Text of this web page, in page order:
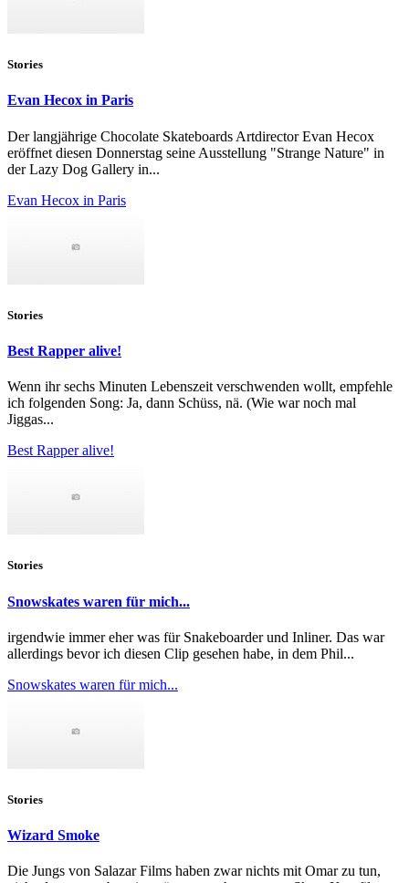
Stories
Evan Hecox in Paris
Der langjährige Chocolate Skateboards Artdirector Evan Hecox
eröffnet diesen Donnerstag seine Ausstellung "Strange Nature" in
der Lazy Dog Gallery in...
Evan Hecox in Paris
Stories
Best Rapper alive!
Wenn ihr sechs Minuten Lebenszeit verschwenden wollt, empfehle
ich folgenden Song: Ja, dann Schüss, nä. (Wie war noch mal
Jiggas...
Best Rapper alive!
Stories
Snowskates waren für mich...
irgendwie immer eher was für Snakeboarder und Inliner. Das war
allerdings bevor ich diesen Clip gesehen habe, in dem Phil...
Snowskates waren für mich...
Stories
Wizard Smoke
Die Jungs von Salazar Films haben zwar nichts mit Omar zu tun,